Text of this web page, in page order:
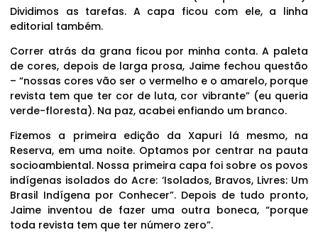
Dividimos as tarefas. A capa ficou com ele, a linha
editorial também.
Correr atrás da grana ficou por minha conta. A paleta
de cores, depois de larga prosa, Jaime fechou questão
– “nossas cores vão ser o vermelho e o amarelo, porque
revista tem que ter cor de luta, cor vibrante” (eu queria
verde-floresta). Na paz, acabei enfiando um branco.
Fizemos a primeira edição da Xapuri lá mesmo, na
Reserva, em uma noite. Optamos por centrar na pauta
socioambiental. Nossa primeira capa foi sobre os povos
indígenas isolados do Acre: ‘Isolados, Bravos, Livres: Um
Brasil Indígena por Conhecer”. Depois de tudo pronto,
Jaime inventou de fazer uma outra boneca, “porque
toda revista tem que ter número zero”.